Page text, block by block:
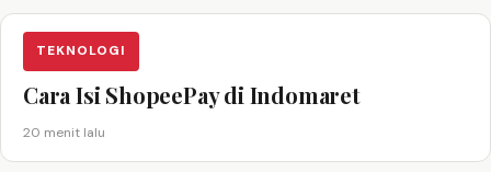
TEKNOLOGI
Cara Isi ShopeePay di Indomaret
20 menit lalu